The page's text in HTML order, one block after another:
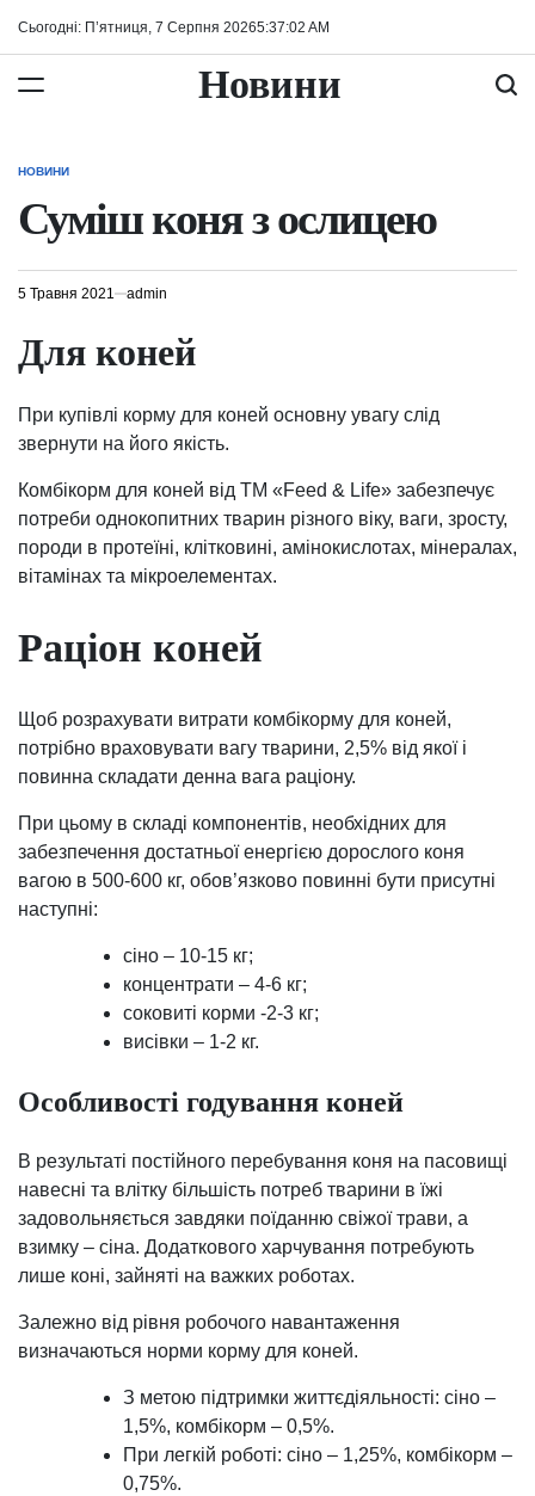
Сьогодні: П’ятниця, 7 Серпня 20265:37:03 AM
Новини
ОПУБЛІКУВАТИ
НОВИНИ
Суміш коня з ослицею
5 Травня 2021 admin
Для коней
При купівлі корму для коней основну увагу слід
звернути на його якість.
Комбікорм для коней від ТМ «Feed & Life» забезпечує
потреби однокопитних тварин різного віку, ваги, зросту,
породи в протеїні, клітковині, амінокислотах, мінералах,
вітамінах та мікроелементах.
Раціон коней
Щоб розрахувати витрати комбікорму для коней,
потрібно враховувати вагу тварини, 2,5% від якої і
повинна складати денна вага раціону.
При цьому в складі компонентів, необхідних для
забезпечення достатньої енергією дорослого коня
вагою в 500-600 кг, обов’язково повинні бути присутні
наступні:
сіно – 10-15 кг;
концентрати – 4-6 кг;
соковиті корми -2-3 кг;
висівки – 1-2 кг.
Особливості годування коней
В результаті постійного перебування коня на пасовищі
навесні та влітку більшість потреб тварини в їжі
задовольняється завдяки поїданню свіжої трави, а
взимку – сіна. Додаткового харчування потребують
лише коні, зайняті на важких роботах.
Залежно від рівня робочого навантаження
визначаються норми корму для коней.
З метою підтримки життєдіяльності: сіно –
1,5%, комбікорм – 0,5%.
При легкій роботі: сіно – 1,25%, комбікорм –
0,75%.